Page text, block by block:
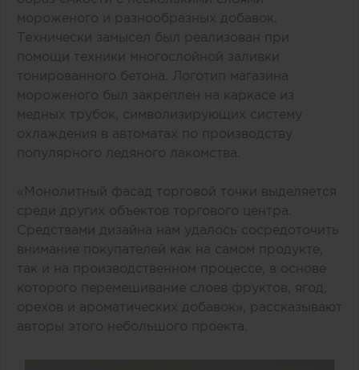
мороженого и разнообразных добавок.
Технически замысел был реализован при
помощи техники многослойной заливки
тонированного бетона. Логотип магазина
мороженого был закреплен на каркасе из
медных трубок, символизирующих систему
охлаждения в автоматах по производству
популярного ледяного лакомства.
«Монолитный фасад торговой точки выделяется
среди других объектов торгового центра.
Средствами дизайна нам удалось сосредоточить
внимание покупателей как на самом продукте,
так и на производственном процессе, в основе
которого перемешивание слоев фруктов, ягод,
орехов и ароматических добавок», рассказывают
авторы этого небольшого проекта.